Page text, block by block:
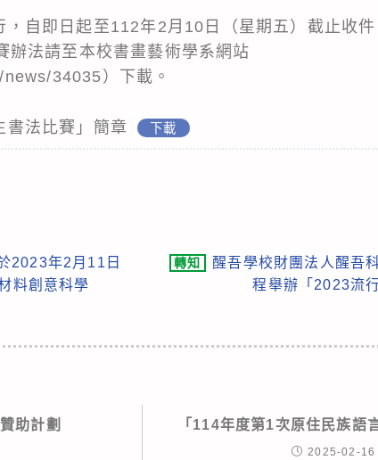
，自即日起至112年2月10日（星期五）截止收
辦法請至本校書畫藝術學系網站
34035）下載。
書法比賽」簡章 下載
2023年2月11日
料創意科學
轉知
醒吾學校財團法人醒吾
程舉辦「2023流
助計劃 「114年度第1次原住民族語
2025-02-16